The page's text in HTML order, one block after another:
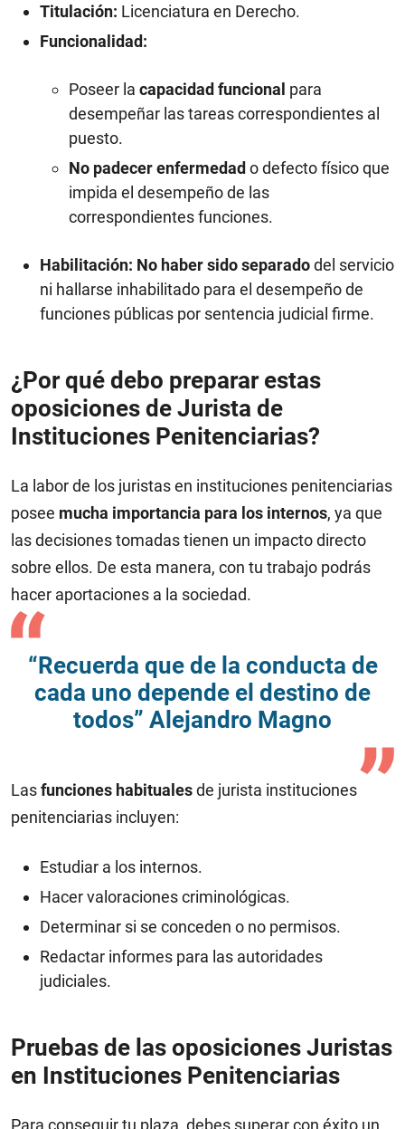
Titulación: Licenciatura en Derecho.
Funcionalidad:
Poseer la capacidad funcional para
desempeñar las tareas correspondientes al
puesto.
No padecer enfermedado defecto físico que
impida el desempeño de las
correspondientes funciones.
Habilitación: No haber sido separadodel servicio
ni hallarse inhabilitado para el desempeño de
funciones públicas por sentencia judicial firme.
¿Por qué debo preparar estas
oposiciones de Jurista de
Instituciones Penitenciarias?
La labor de los juristas en instituciones penitenciarias
posee mucha importancia para los internos, ya que
las decisiones tomadas tienen un impacto directo
sobre ellos. De esta manera, con tu trabajo podrás
hacer aportaciones a la sociedad.
“Recuerda que de la conducta de
cada uno depende el destino de
todos” Alejandro Magno
Lasfunciones habitualesde jurista instituciones
penitenciarias incluyen:
Estudiar a los internos.
Hacer valoraciones criminológicas.
Determinar si se conceden o no permisos.
Redactar informes para las autoridades
judiciales.
Pruebas de las oposiciones Juristas
en Instituciones Penitenciarias
Para conseguir tu plaza, debes superar con éxito un